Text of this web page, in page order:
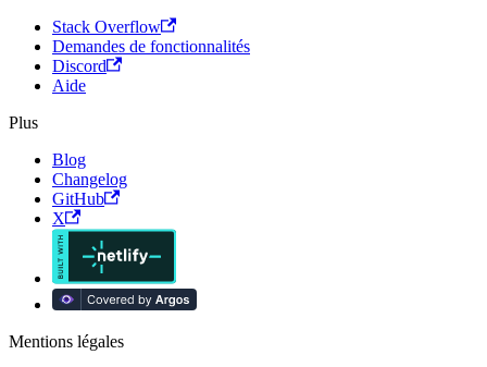
Stack Overflow
Demandes de fonctionnalités
Discord
Aide
Plus
Blog
Changelog
GitHub
X
Mentions légales